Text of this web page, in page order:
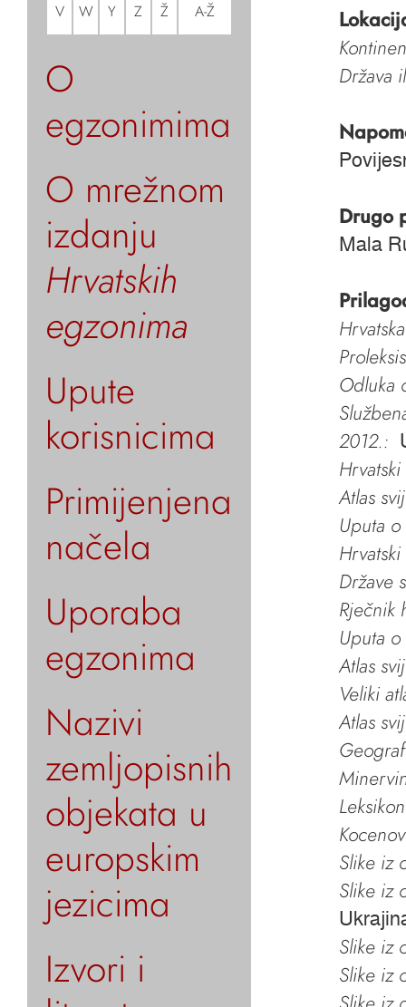
V W Y Z Ž A-Ž
O
egzonimima
O mrežnom
izdanju
Hrvatskih
egzonima
Upute
korisnicima
Primijenjena
načela
Uporaba
egzonima
Nazivi
zemljopisnih
objekata u
europskim
jezicima
Izvori i
Država
Drugo
Mala
Odluka
2012.:
Atlas
Uputa
Države
Rječnik
Uputa
Atlas
Veliki
Atlas
Slike iz
Slike iz
Slike iz
Slike iz